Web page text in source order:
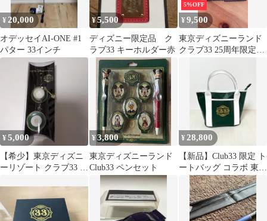
¥ 20,000
オデッセイAI-ONE #1
パター 33インチ
¥5,500
ディズニー限定品 ク
ラブ33 キーホルダー赤
5%OFF
¥9,500
東京ディズニーランド
クラブ33 25周年限定キ
ラ城メダル付
¥5,000
【希少】東京ディズニ
ーリゾート クラブ33 ス
¥3,800
東京ディズニーランド
Club33 ペンセット
¥ 28,800
【新品】Club33 限定 ト
ートバッグ コラボ 東京
ディズニーランド 入手
困難